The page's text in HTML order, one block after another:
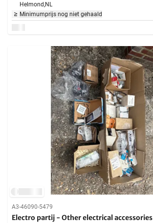
Helmond,NL
Minimumprijs nog niet gehaald
A3-46090-5479
Electro partij - Other electrical accessories